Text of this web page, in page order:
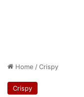
Home /Crispy
Crispy